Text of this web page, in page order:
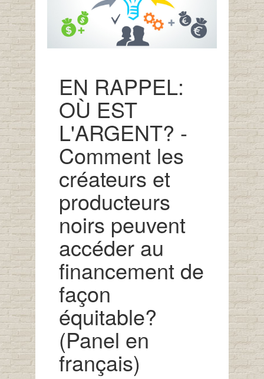
EN RAPPEL:
OÙ EST
L'ARGENT? -
Comment les
créateurs et
producteurs
noirs peuvent
accéder au
financement de
façon
équitable?
(Panel en
français)